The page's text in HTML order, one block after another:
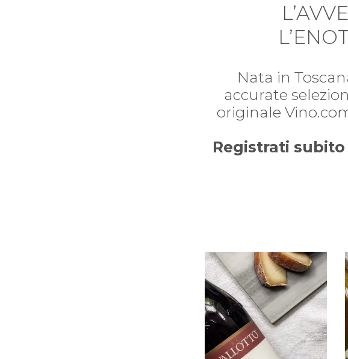
Nata in
accurate
originale
Registrati